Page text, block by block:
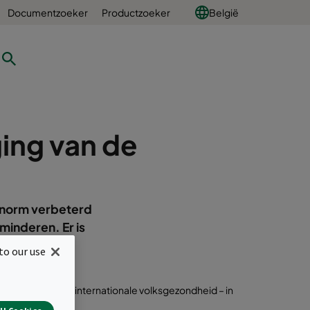
Documentzoeker Productzoeker België
van de
verbeterd
Er is
nog
van de internationale volksgezondheid – in
our use